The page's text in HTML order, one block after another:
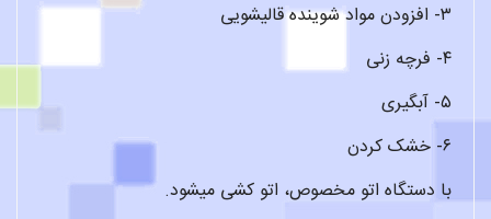
۳- افزودن مواد شوینده قالیشویی
۴- فرچه زنی
۵- آبگیری
۶- خشک کردن
با دستگاه اتو مخصوص، اتو کشی میشود.